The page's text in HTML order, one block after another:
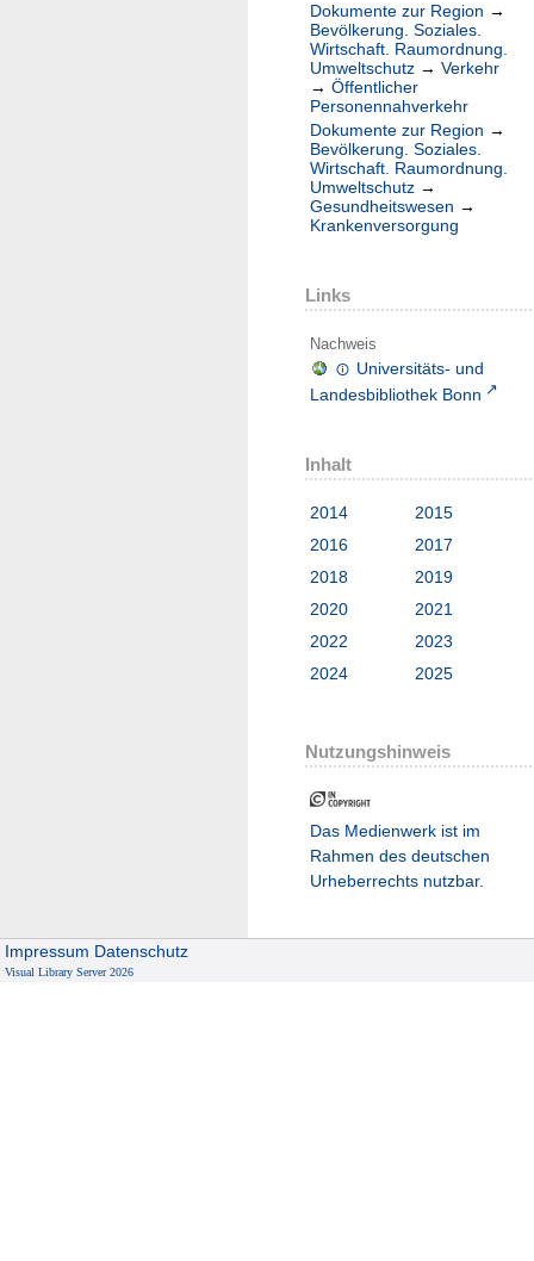
Dokumente zur Region →
Bevölkerung. Soziales.
Wirtschaft. Raumordnung.
Umweltschutz → Verkehr
→ Öffentlicher
Personennahverkehr
Dokumente zur Region →
Bevölkerung. Soziales.
Wirtschaft. Raumordnung.
Umweltschutz →
Gesundheitswesen →
Krankenversorgung
Links
Nachweis
Universitäts- und
Landesbibliothek Bonn
Inhalt
2014
2015
2016
2017
2018
2019
2020
2021
2022
2023
2024
2025
Nutzungshinweis
Das Medienwerk ist im
Rahmen des deutschen
Urheberrechts nutzbar.
Impressum Datenschutz
Visual Library Server 2026